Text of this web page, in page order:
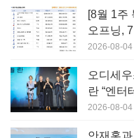
[8월 1주
오프닝,
2026-08-04
오디세
란 “엔터
2026-08-
안재홍